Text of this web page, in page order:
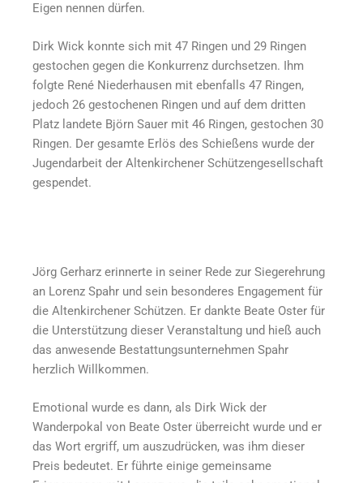
Eigen nennen dürfen.
Dirk Wick konnte sich mit 47 Ringen und 29 Ringen
gestochen gegen die Konkurrenz durchsetzen. Ihm
folgte René Niederhausen mit ebenfalls 47 Ringen,
jedoch 26 gestochenen Ringen und auf dem dritten
Platz landete Björn Sauer mit 46 Ringen, gestochen 30
Ringen. Der gesamte Erlös des Schießens wurde der
Jugendarbeit der Altenkirchener Schützengesellschaft
gespendet.
Jörg Gerharz erinnerte in seiner Rede zur Siegerehrung
an Lorenz Spahr und sein besonderes Engagement für
die Altenkirchener Schützen. Er dankte Beate Oster für
die Unterstützung dieser Veranstaltung und hieß auch
das anwesende Bestattungsunternehmen Spahr
herzlich Willkommen.
Emotional wurde es dann, als Dirk Wick der
Wanderpokal von Beate Oster überreicht wurde und er
das Wort ergriff, um auszudrücken, was ihm dieser
Preis bedeutet. Er führte einige gemeinsame